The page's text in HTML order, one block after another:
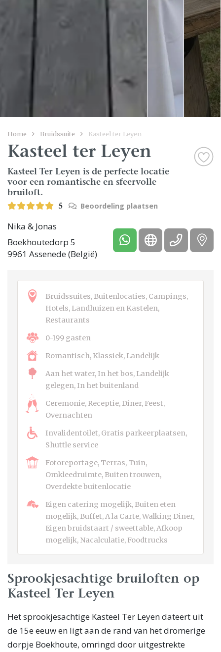
Home Bruidssuite Kasteel ter Leyen
Kasteel ter Leyen
Kasteel Ter Leyen is de perfecte locatie
voor een romantische en sfeervolle
bruiloft.
5 Beoordeling plaatsen
Nika & Jonas
Boekhoutedorp 5
9961 Assenede (België)
Bruidssuites, Buitenlocaties, Campings,
Hotels, Landhuizen en Kastelen,
Restaurants
0-199 gasten
Romantisch, Klassiek, Landelijk
Aan het water, In het bos, Landelijk
gelegen, In het buitenland
Ceremonie, Receptie, Diner, Feest,
Overnachten
Invalidentoilet, Gratis parkeerplaatsen,
Shuttle service
Fotoreportage, Terras, Tuin,
Omkleedruimte, Buiten trouwen,
Overdekte buitenlocatie
Eigen catering mogelijk, Buiten eten
mogelijk, Buffet, A la Carte, Walking Diner,
Eigen bruidstaart / sweettable, Afkoop
mogelijk, Nacalculatie, Foodtrucks
Sprookjesachtige bruiloften op
Kasteel Ter Leyen
Het sprookjesachtige Kasteel Ter Leyen dateert uit
de 15e eeuw en ligt aan de rand van het dromerige
dorpje Boekhoute, omringd door uitgestrekte